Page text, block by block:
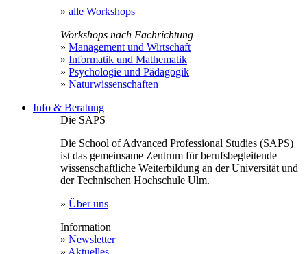
» alle Workshops
Workshops nach Fachrichtung
» Management und Wirtschaft
» Informatik und Mathematik
» Psychologie und Pädagogik
» Naturwissenschaften
Info & Beratung
Die SAPS
Die School of Advanced Professional Studies (SAPS)
ist das gemeinsame Zentrum für berufsbegleitende
wissenschaftliche Weiterbildung an der Universität und
der Technischen Hochschule Ulm.
» Über uns
Information
» Newsletter
» Aktuelles